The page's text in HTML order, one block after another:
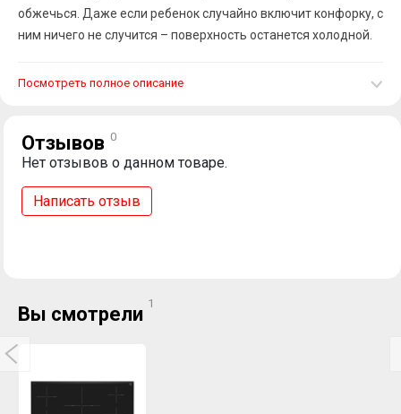
обжечься. Даже если ребенок случайно включит конфорку, с
ним ничего не случится – поверхность останется холодной.
Посмотреть полное описание
Отзывов 0
Нет отзывов о данном товаре.
Написать отзыв
Вы смотрели 1